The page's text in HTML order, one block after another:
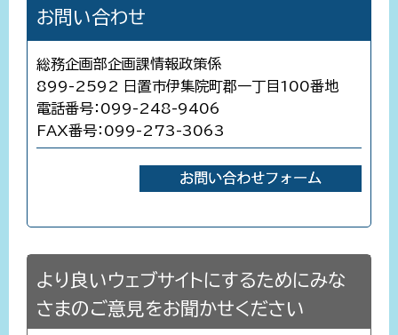
お問い合わせ
総務企画部企画課情報政策係
899-2592 日置市伊集院町郡一丁目100番地
電話番号：099-248-9406
FAX番号：099-273-3063
より良いウェブサイトにするためにみな
さまのご意見をお聞かせください